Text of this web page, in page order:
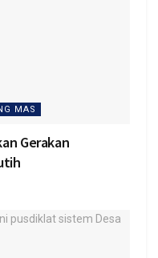
MAS
Gerakan